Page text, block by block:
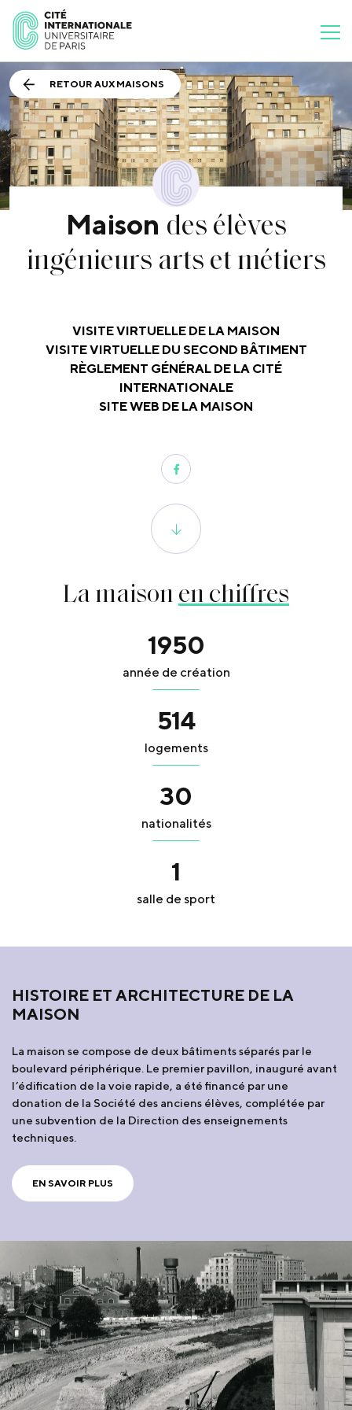
RETOUR AUX MAISONS
Maison des élèves
ingénieurs arts et métiers
VISITE VIRTUELLE DE LA MAISON
VISITE VIRTUELLE DU SECOND BÂTIMENT
RÈGLEMENT GÉNÉRAL DE LA CITÉ
INTERNATIONALE
SITE WEB DE LA MAISON
La maison en chiffres
1950
année de création
514
logements
30
nationalités
1
salle de sport
HISTOIRE ET ARCHITECTURE DE LA
MAISON
La maison se compose de deux bâtiments séparés par le
boulevard périphérique. Le premier pavillon, inauguré avant
l’édification de la voie rapide, a été financé par une
donation de la Société des anciens élèves, complétée par
une subvention de la Direction des enseignements
techniques.
EN SAVOIR PLUS